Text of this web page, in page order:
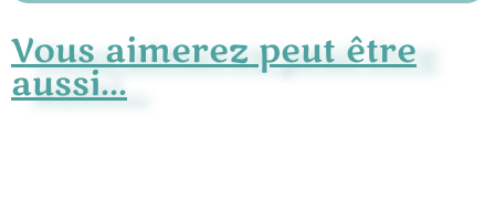
Vous aimerez peut être
aussi...